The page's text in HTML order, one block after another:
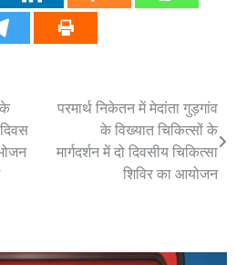
परमार्थ निकेतन में मेदांता गुड़गांव
के विख्यात चिकित्सों के
मार्गदर्शन में दो दिवसीय चिकित्सा
शिविर का आयोजन